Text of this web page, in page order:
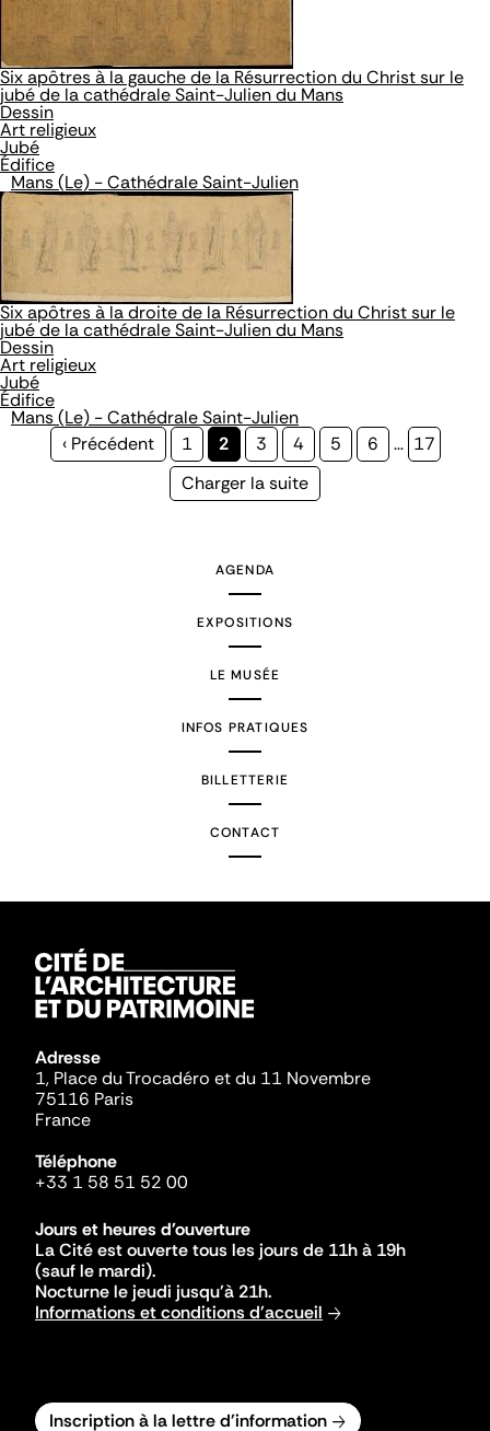
Six apôtres à la gauche de la Résurrection du Christ sur le
jubé de la cathédrale Saint-Julien du Mans
Dessin
Art religieux
Jubé
Édifice
Mans (Le) - Cathédrale Saint-Julien
Six apôtres à la droite de la Résurrection du Christ sur le
jubé de la cathédrale Saint-Julien du Mans
Dessin
Art religieux
Jubé
Édifice
Mans (Le) - Cathédrale Saint-Julien
Page
‹ Précédent Page
1
Page
courante
2 Page
3 Page
4 Page
5 Page
6 … Page
17
Page
Charger la suite
AGENDA
EXPOSITIONS
LE MUSÉE
INFOS PRATIQUES
BILLETTERIE
CONTACT
Adresse
1, Place du Trocadéro et du 11 Novembre
75116 Paris
France
Téléphone
+33 1 58 51 52 00
Jours et heures d'ouverture
La Cité est ouverte tous les jours de 11h à 19h
(sauf le mardi).
Nocturne le jeudi jusqu'à 21h.
Informations et conditions d'accueil
Inscription à la lettre d'information